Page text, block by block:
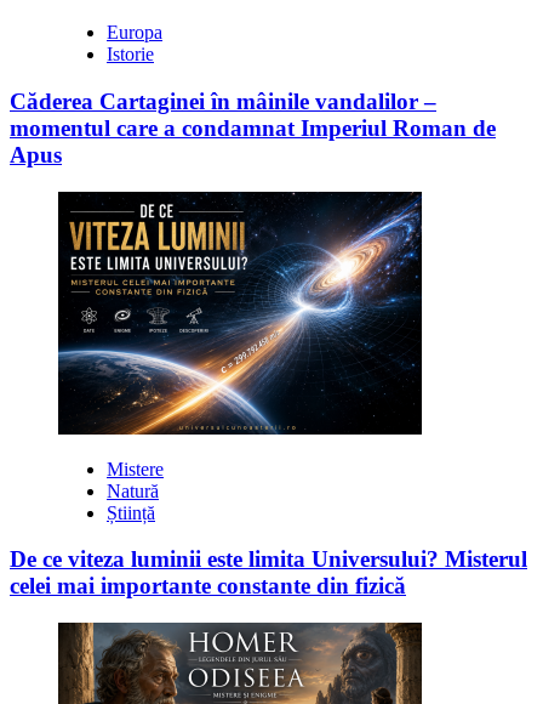
Europa
Istorie
Căderea Cartaginei în mâinile vandalilor –
momentul care a condamnat Imperiul Roman de
Apus
Mistere
Natură
Știință
De ce viteza luminii este limita Universului? Misterul
celei mai importante constante din fizică